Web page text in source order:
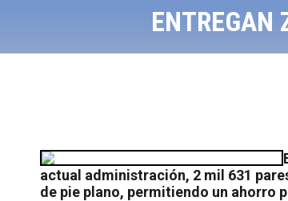
ENTREGAN
actual administración, 2 mil 631
de pie plano, permitiendo un ahorro